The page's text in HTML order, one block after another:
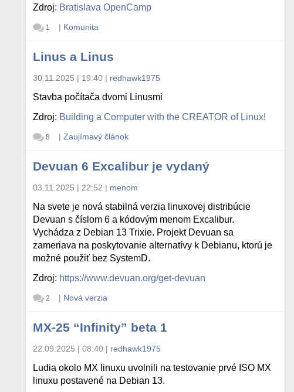
Zdroj: Bratislava OpenCamp
1 | Komunita
Linus a Linus
30.11.2025 | 19:40 | redhawk1975
Stavba počítača dvomi Linusmi
Zdroj: Building a Computer with the CREATOR of Linux!
8 | Zaujímavý článok
Devuan 6 Excalibur je vydaný
03.11.2025 | 22:52 | menom
Na svete je nová stabilná verzia linuxovej distribúcie
Devuan s číslom 6 a kódovým menom Excalibur.
Vychádza z Debian 13 Trixie. Projekt Devuan sa
zameriava na poskytovanie alternatívy k Debianu, ktorú je
možné použiť bez SystemD.
Zdroj: https://www.devuan.org/get-devuan
2 | Nová verzia
MX-25 “Infinity” beta 1
22.09.2025 | 08:40 | redhawk1975
Ludia okolo MX linuxu uvolnili na testovanie prvé ISO MX
linuxu postavené na Debian 13.